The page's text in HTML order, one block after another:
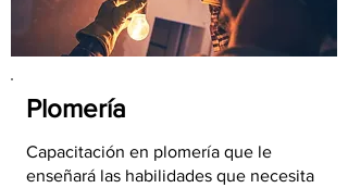
Plomería
Capacitación en plomería que le
enseñará las habilidades que necesita